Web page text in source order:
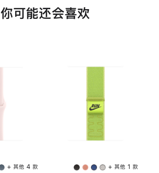
你可能还会喜欢
+ 其他 4 款 + 其他 1 款